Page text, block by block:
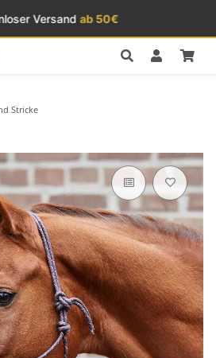
Versandab 50€
Stricke